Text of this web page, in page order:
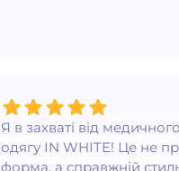
Я в захваті від медичного
одягу IN WHITE! Це не
форма, а справжній